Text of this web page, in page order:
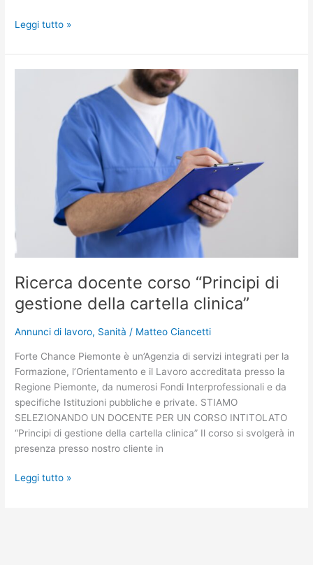
Leggi tutto »
Ricerca docente corso “Principi di
gestione della cartella clinica”
Annunci di lavoro, Sanità / Matteo Ciancetti
Forte Chance Piemonte è un’Agenzia di servizi integrati per la
Formazione, l’Orientamento e il Lavoro accreditata presso la
Regione Piemonte, da numerosi Fondi Interprofessionali e da
specifiche Istituzioni pubbliche e private. STIAMO
SELEZIONANDO UN DOCENTE PER UN CORSO INTITOLATO
“Principi di gestione della cartella clinica” Il corso si svolgerà in
presenza presso nostro cliente in
Leggi tutto »